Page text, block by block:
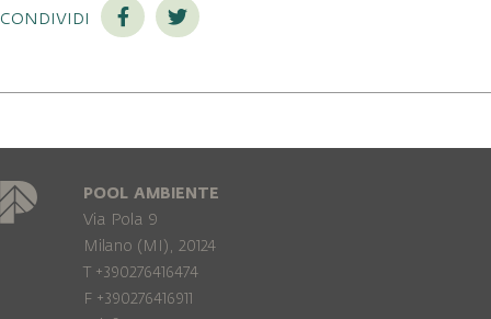
condividi
POOL AMBIENTE
Via Pola 9
Milano (MI), 20124
T +390276416474
F +390276416911